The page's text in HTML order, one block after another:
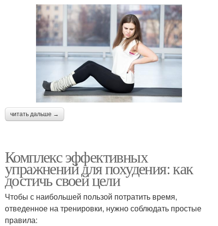
читать дальше →
Комплекс эффективных
упражнений для похудения: как
достичь своей цели
Чтобы с наибольшей пользой потратить время,
отведенное на тренировки, нужно соблюдать простые
правила: